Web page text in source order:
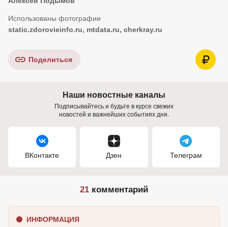
static.zdorovieinfo.ru, mtdata.ru, cherkray.ru
Поделиться
Наши новостные каналы
Подписывайтесь и будьте в курсе свежих
новостей и важнейших событиях дня.
ВКонтакте Дзен Телеграм
21 комментарий
ИНФОРМАЦИЯ